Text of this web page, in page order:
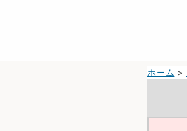
ホーム >